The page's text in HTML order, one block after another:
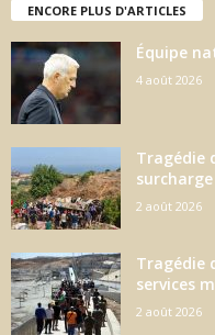
ENCORE PLUS D'ARTICLES
Équipe
4 août 2026
Tragédie
surcharge
2 août 2026
Tragédie
services
2 août 2026